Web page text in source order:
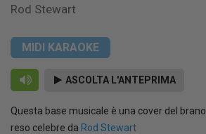
Rod Stewart
MIDI KARAOKE
ASCOLTA L'ANTEPRIMA
Questa base musicale è una cover del brano
reso celebre da Rod Stewart